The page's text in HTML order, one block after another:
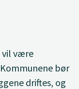
vil være
bør
driftes, og